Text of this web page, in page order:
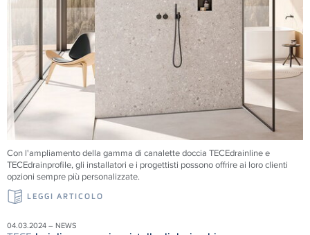
Con l'ampliamento della gamma di canalette doccia TECEdrainline e
TECEdrainprofile, gli installatori e i progettisti possono offrire ai loro clienti
opzioni sempre più personalizzate.
LEGGI ARTICOLO
04.03.2024 – NEWS